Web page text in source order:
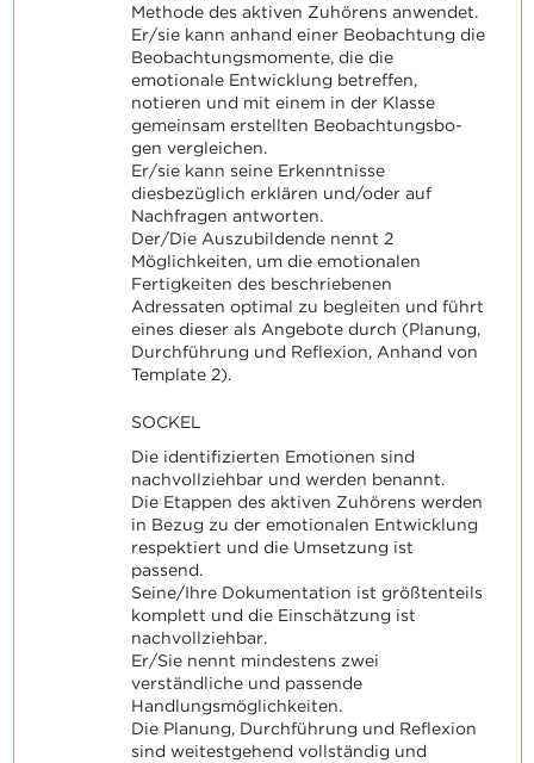
Methode des aktiven Zuhörens anwendet.
Er/sie kann anhand einer Beobachtung die
Beobachtungsmomente, die die
emotionale Entwicklung betreffen,
notieren und mit einem in der Klasse
gemeinsam erstellten Beobachtungsbo-
gen vergleichen.
Er/sie kann seine Erkenntnisse
diesbezüglich erklären und/oder auf
Nachfragen antworten.
Der/Die Auszubildende nennt 2
Möglichkeiten, um die emotionalen
Fertigkeiten des beschriebenen
Adressaten optimal zu begleiten und führt
eines dieser als Angebote durch (Planung,
Durchführung und Reflexion, Anhand von
Template 2).
SOCKEL
Die identifizierten Emotionen sind
nachvollziehbar und werden benannt.
Die Etappen des aktiven Zuhörens werden
in Bezug zu der emotionalen Entwicklung
respektiert und die Umsetzung ist
passend.
Seine/Ihre Dokumentation ist größtenteils
komplett und die Einschätzung ist
nachvollziehbar.
Er/Sie nennt mindestens zwei
verständliche und passende
Handlungsmöglichkeiten.
Die Planung, Durchführung und Reflexion
sind weitestgehend vollständig und